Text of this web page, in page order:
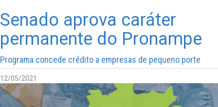
Senado aprova caráter
permanente do Pronampe
Programa concede crédito a empresas de pequeno porte
12/05/2021